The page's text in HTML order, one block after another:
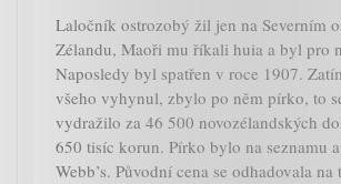
Laločník ostrozobý žil jen na Severním
Zélandu, Maoři mu říkali huia a byl pro
Naposledy byl spatřen v roce 1907.
všeho vyhynul, zbylo po něm pírko, to
vydražilo za 46 500 novozélandských
650 tisíc korun. Pírko bylo na seznamu
Webb’s. Původní cena se odhadovala